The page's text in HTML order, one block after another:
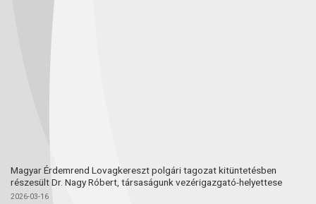
Magyar Érdemrend Lovagkereszt polgári tagozat kitüntetésben
részesült Dr. Nagy Róbert, társaságunk vezérigazgató-helyettese
2026-03-16